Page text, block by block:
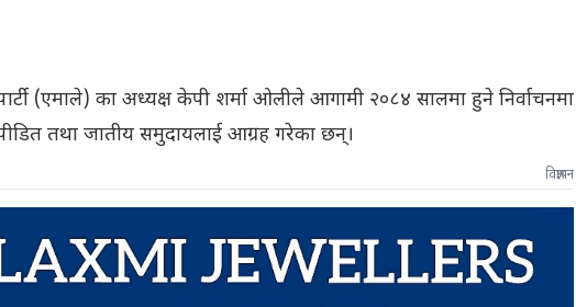
पार्टी (एमाले) का अध्यक्ष केपी शर्मा ओलीले आगामी २०८४ सालमा हुने निर्वाचनमा
तथा जातीय समुदायलाई आग्रह गरेका छन्।
विज्ञापन